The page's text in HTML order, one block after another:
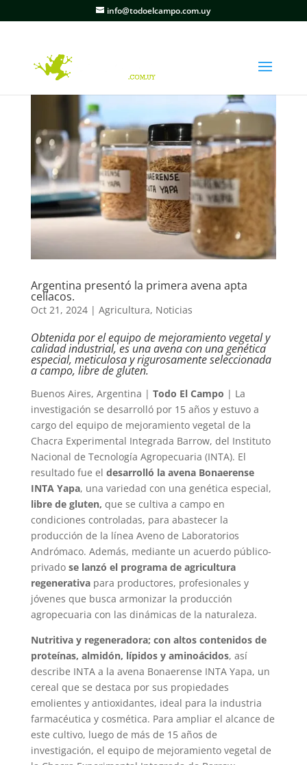
info@todoelcampo.com.uy
Argentina presentó la primera avena apta
celíacos.
Oct 21, 2024| Agricultura, Noticias
Obtenida por el equipo de mejoramiento vegetal y
calidad industrial, es una avena con una genética
especial, meticulosa y rigurosamente seleccionada
a campo, libre de gluten.
Buenos Aires, Argentina | Todo El Campo | La
investigación se desarrolló por 15 años y estuvo a
cargo del equipo de mejoramiento vegetal de la
Chacra Experimental Integrada Barrow, del Instituto
Nacional de Tecnología Agropecuaria (INTA). El
resultado fue el desarrolló la avena Bonaerense
INTA Yapa, una variedad con una genética especial,
libre de gluten, que se cultiva a campo en
condiciones controladas, para abastecer la
producción de la línea Aveno de Laboratorios
Andrómaco. Además, mediante un acuerdo público-
privado se lanzó el programa de agricultura
regenerativapara productores, profesionales y
jóvenes que busca armonizar la producción
agropecuaria con las dinámicas de la naturaleza.
Nutritiva y regeneradora; con altos contenidos de
proteínas, almidón, lípidos y aminoácidos, así
describe INTA a la avena Bonaerense INTA Yapa, un
cereal que se destaca por sus propiedades
emolientes y antioxidantes, ideal para la industria
farmacéutica y cosmética. Para ampliar el alcance de
este cultivo, luego de más de 15 años de
investigación, el equipo de mejoramiento vegetal de